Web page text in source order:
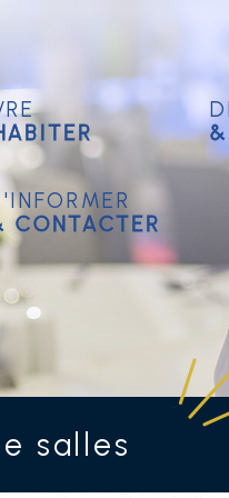
contacter
salles